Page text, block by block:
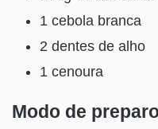
1 cebola branca
2 dentes de alho
1 cenoura
Modo de